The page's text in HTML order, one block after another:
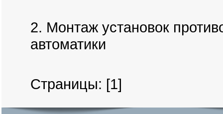
2. Монтаж установок
автоматики
Страницы: [1]